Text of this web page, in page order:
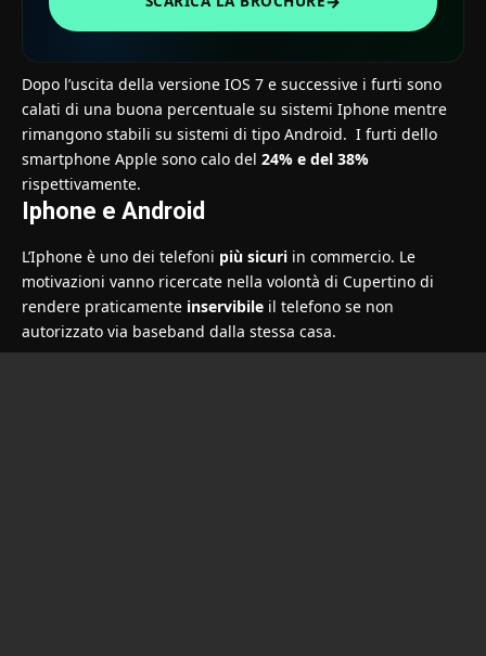
Dopo l’uscita della versione IOS 7 e successive i furti sono
calati di una buona percentuale su sistemi Iphone mentre
rimangono stabili su sistemi di tipo Android. I furti dello
smartphone Apple sono calo del 24% e del 38%
rispettivamente.
Iphone e Android
L’Iphone è uno dei telefoni più sicuri in commercio. Le
motivazioni vanno ricercate nella volontà di Cupertino di
rendere praticamente inservibile il telefono se non
autorizzato via baseband dalla stessa casa.